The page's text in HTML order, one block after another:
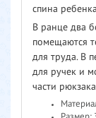
спина
В ранце два
помещаются
для труда. В
для ручек и
части